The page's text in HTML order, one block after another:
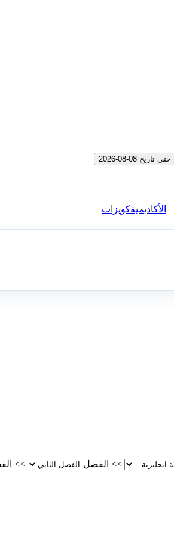
08-2026
الأكاديميةكويزات
>> الفصل >>